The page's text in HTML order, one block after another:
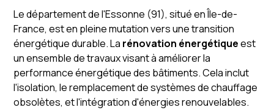
Le département de l'Essonne (91), situé en Île-de-
France, est en pleine mutation vers une transition
énergétique durable. La rénovation énergétiqueest
un ensemble de travaux visant à améliorer la
performance énergétique des bâtiments. Cela inclut
l'isolation, le remplacement de systèmes de chauffage
obsolètes, et l'intégration d'énergies renouvelables.